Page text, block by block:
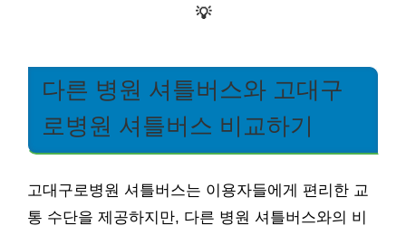
💡
다른 병원 셔틀버스와 고대구
로병원 셔틀버스 비교하기
고대구로병원 셔틀버스는 이용자들에게 편리한 교
통 수단을 제공하지만, 다른 병원 셔틀버스와의 비